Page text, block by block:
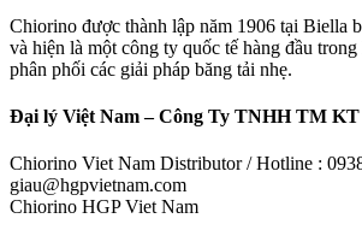
Chiorino được thành lập năm 1906 tại Biella
và hiện là một công ty quốc tế hàng đầu
phân phối các giải pháp băng tải nhẹ.
Đại lý Việt Nam – Công Ty TNHH TM
Chiorino Viet Nam Distributor / Hotline :
giau@hgpvietnam.com
Chiorino HGP Viet Nam